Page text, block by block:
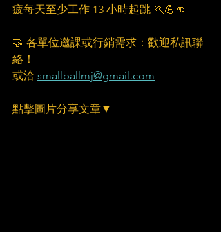
疲每天至少工作 13 小時起跳 🏃💪👊
🤝 各單位邀課或行銷需求：歡迎私訊聯
絡！
或洽 smallballmj@gmail.com
點擊圖片分享文章▼